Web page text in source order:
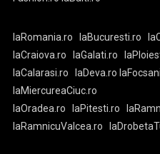
laRomania.ro laBucuresti.ro
laCraiova.ro
laGalati.ro
laCalarasi.ro
laDeva.ro
laMiercureaCiuc.ro
laOradea.ro
laPitesti.ro
laRamnicuValcea.ro